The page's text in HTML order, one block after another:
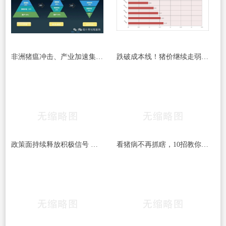
非洲猪瘟冲击、产业加速集中与中国生猪产能稳定性研究 跌破成本线！猪价继续走弱，养殖端亏损扩大！
看猪病不再抓瞎，10招教你轻松判定猪是否生病